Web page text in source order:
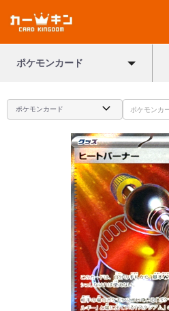
ポケモンカード